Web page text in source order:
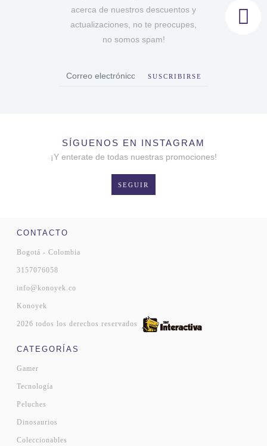
acerca de nuestros descuentos y
actualizaciones, no te preocupes,
no somos spam!
SUSCRIBIRSE
SÍGUENOS EN INSTAGRAM
¡Y enterate de todas nuestras promociones!
SEGUIR
CONTACTO
Bogotá - Colombia
3157076058
info@konoyek.co
Konoyek
2026 todos los derechos reservados
CATEGORÍAS
Gamer
Tecnología
Peluches
Dinosaurios
Coleccionables